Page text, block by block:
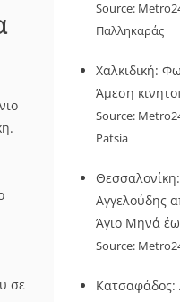
σε
Source:
Παλληκαράς
Χαλκιδική:
Άμεση
Source:
Patsia
Αγγελούδης
Άγιο Μηνά
Source:
Κατσαφάδος: